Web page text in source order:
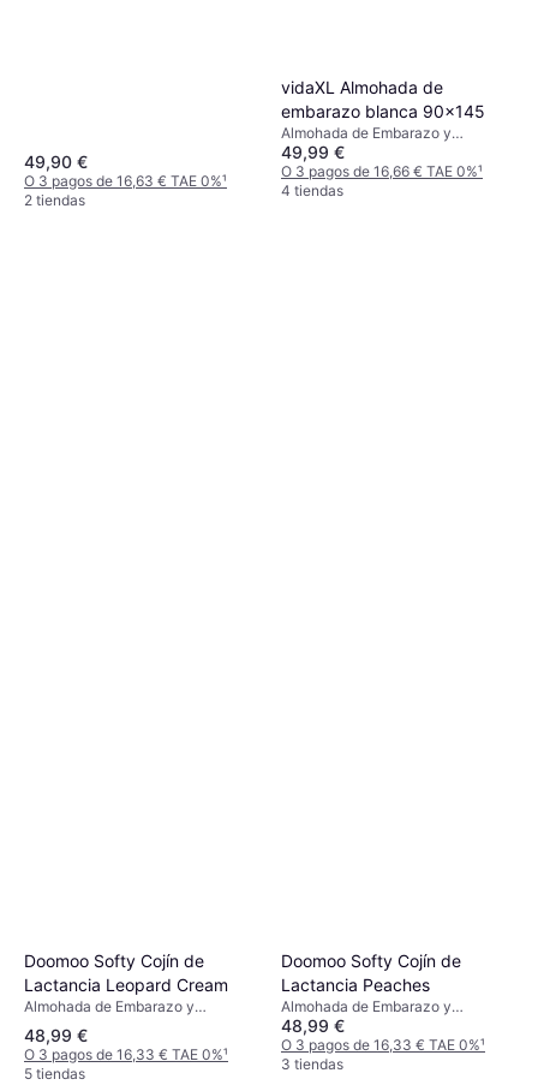
49,90 €
O 3 pagos de 16,63 € TAE 0%¹
2 tiendas
vidaXL Almohada de
embarazo blanca 90x145
Almohada de Embarazo y
Lactancia, Azul, Blanco, Gris,
Material: Poliéster, Microfibra
Relleno: Algodón
49,99 €
O 3 pagos de 16,66 € TAE 0%¹
4 tiendas
Doomoo Softy Cojín de
Lactancia Leopard Cream
Almohada de Embarazo y
Lactancia, Multicolor, Beige
48,99 €
O 3 pagos de 16,33 € TAE 0%¹
5 tiendas
Doomoo Softy Cojín de
Lactancia Peaches
Almohada de Embarazo y
Lactancia, Blanco, Rosa,
Multicolor
48,99 €
O 3 pagos de 16,33 € TAE 0%¹
3 tiendas